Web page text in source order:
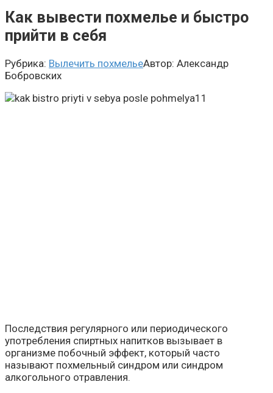
Как вывести похмелье и быстро
прийти в себя
Рубрика: Вылечить похмельеАвтор: Александр
Бобровских
Последствия регулярного или периодического
употребления спиртных напитков вызывает в
организме побочный эффект, который часто
называют похмельный синдром или синдром
алкогольного отравления.